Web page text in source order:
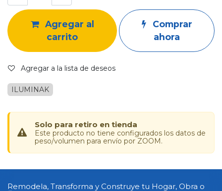
Agregar al
carrito
Comprar
ahora
Agregar a la lista de deseos
ILUMINAK
Solo para retiro en tienda
Este producto no tiene configurados los datos de
peso/volumen para envío por ZOOM.
Remodela, Transforma y Construye tu Hogar, Obra o